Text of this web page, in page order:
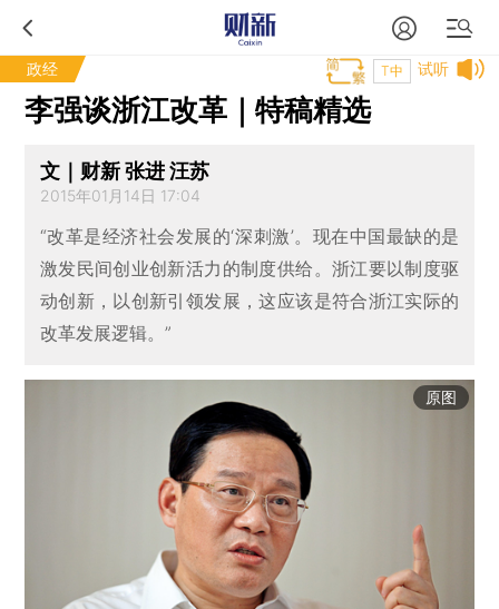
政经 试听
T中
李强谈浙江改革｜特稿精选
文｜财新 张进 汪苏
2015年01月14日 17:04
“改革是经济社会发展的‘深刺激’。现在中国最缺的是
激发民间创业创新活力的制度供给。浙江要以制度驱
动创新，以创新引领发展，这应该是符合浙江实际的
改革发展逻辑。”
原图